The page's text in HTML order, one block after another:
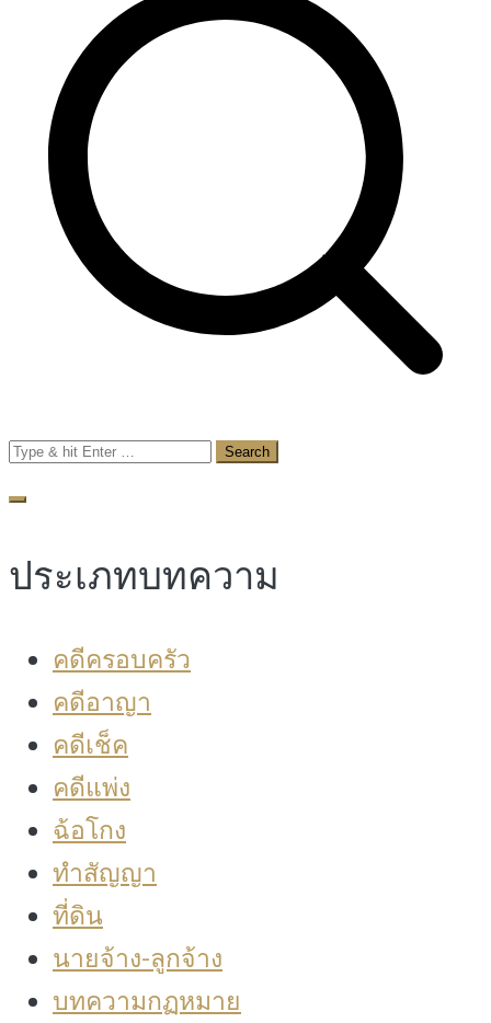
Search
for:
ประเภทบทความ
คดีครอบครัว
คดีอาญา
คดีเช็ค
คดีแพ่ง
ฉ้อโกง
ทำสัญญา
ที่ดิน
นายจ้าง-ลูกจ้าง
บทความกฏหมาย